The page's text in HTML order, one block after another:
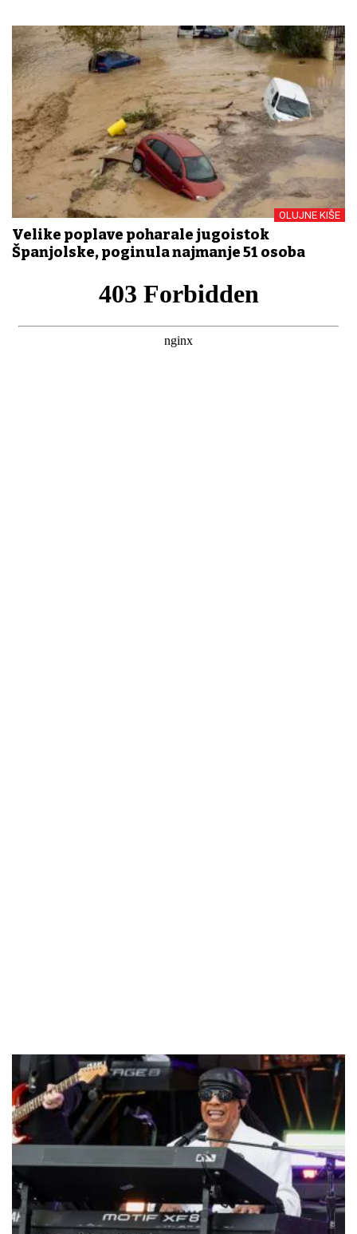
OLUJNE KIŠE
Velike poplave poharale jugoistok
Španjolske, poginula najmanje 51 osoba